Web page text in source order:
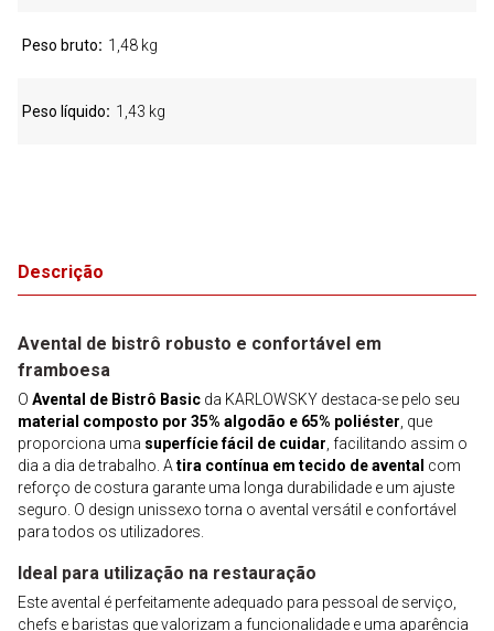
Descrição
Avental de bistrô robusto e confortável em
framboesa
O Avental de Bistrô Basic da KARLOWSKY destaca-se pelo seu
material composto por 35% algodão e 65% poliéster , que
proporciona uma superfície fácil de cuidar , facilitando assim o
dia a dia de trabalho. A tira contínua em tecido de avental com
reforço de costura garante uma longa durabilidade e um ajuste
seguro. O design unissexo torna o avental versátil e confortável
para todos os utilizadores.
Ideal para utilização na restauração
Este avental é perfeitamente adequado para pessoal de serviço,
chefs e baristas que valorizam a funcionalidade e uma aparência
Peso bruto 1,48 kg
Peso líquido 1,43 kg